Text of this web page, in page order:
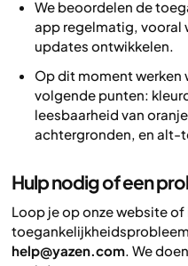
We beoordelen de
app regelmatig, vooral
updates ontwikkelen.
Op dit moment werken
volgende punten:
leesbaarheid van
achtergronden, en alt-
Hulp nodig of een
Loop je op onze website
help@yazen.com. We